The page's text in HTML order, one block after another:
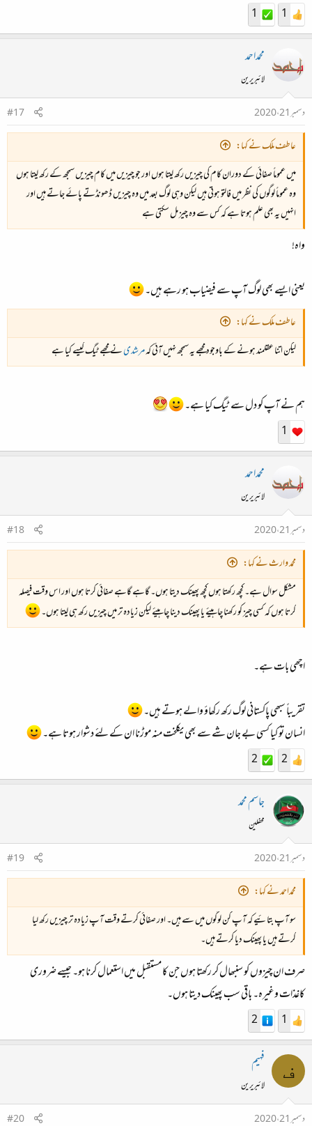
1
1
محمداحمد
لائبریرین
دسمبر 21، 2020
#17
عاطف ملک نے کہا:
میں عموماً صفائی کے دوران کام کی چیزیں رکھ لیتا ہوں اور جو چیزیں میں کام چیزیں سمجھ کے رکھ لیتا ہوں
وہ عموماً لوگوں کی نظر میں فالتو ہوتی ہیں لیکن وہی لوگ بعد میں وہ چیزیں ڈھونڈتے پائے جاتے ہیں اور
انہیں یہ بھی علم ہوتا ہے کہ کس سے وہ چیز مل سکتی ہے
واہ!
یعنی ایسے بھی لوگ آپ سے فیضیاب ہو رہے ہیں۔
عاطف ملک نے کہا:
لیکن اتنا عقلمند ہونے کے باوجود مجھے یہ سمجھ نہیں آئی کہمرشدینے مجھے ٹیگ کیسے کیا ہے
ہم نے آپ کو دل سے ٹیگ کیا ہے۔
1
محمداحمد
لائبریرین
دسمبر 21، 2020
#18
محمد وارث نے کہا:
مشکل سوال ہے۔ کچھ رکھتا ہوں کچھ پھینک دیتا ہوں۔ گاہے گاہے صفائی کرتا ہوں اور اس وقت فیصلہ
کرتا ہوں کہ کسی چیز کو رکھنا چاہیئے یا پھینک دینا چاہیئے لیکن زیادہ تر میں چیزیں رکھ ہی لیتا ہوں۔
اچھی بات ہے۔
تقریباً سبھی پاکستانی لوگ رکھ رکھاؤ والے ہوتے ہیں۔
انسان تو کیا کسی بے جان شے سے بھی یکلخت منہ موڑنا ان کے لئے دشوار ہوتا ہے۔
2
2
جاسم محمد
محفلین
دسمبر 21، 2020
#19
محمداحمد نے کہا:
سو آپ بتائیے کہ آپ کن لوگوں میں سے ہیں۔ اور صفائی کرتے وقت آپ زیادہ تر چیزیں رکھ لیا
کرتے ہیں یا پھینک دیا کرتے ہیں۔
صرف ان چیزوں کو سنبھال کر رکھتا ہوں جن کا مستقبل میں استعمال کرنا ہو۔ جیسے ضروری
کاغذات وغیرہ۔ باقی سب پھینک دیتا ہوں۔
1
2
ف فہیم
لائبریرین
دسمبر 21، 2020
#20